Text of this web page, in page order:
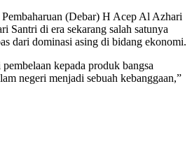
(Debar) H Acep Al Azhari
Santri di era sekarang salah satunya
dari dominasi asing di bidang ekonomi.
kepada produk bangsa
negeri menjadi sebuah kebanggaan,”